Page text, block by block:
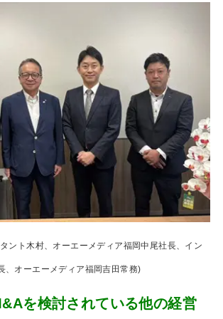
ント木村、オーエーメディア福岡中尾社長、イン
、オーエーメディア福岡吉田常務)
を検討されている他の経営